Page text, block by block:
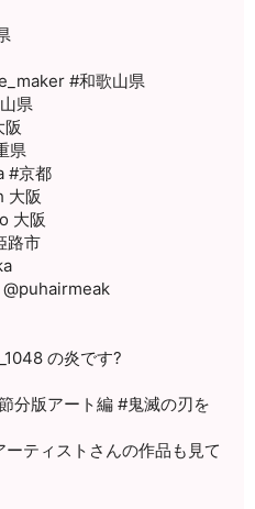
#和歌山県
県
県
#京都
大阪
大阪
路市
の炎です?
分版アート編 #鬼滅の刃を
ティストさんの作品も見て